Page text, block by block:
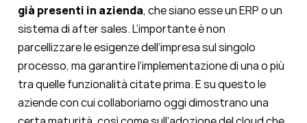
già presenti in azienda, che siano esse un ERP o un
sistema di after sales. L’importante è non
parcellizzare le esigenze dell’impresa sul singolo
processo, ma garantire l’implementazione di una o più
tra quelle funzionalità citate prima. E su questo le
aziende con cui collaboriamo oggi dimostrano una